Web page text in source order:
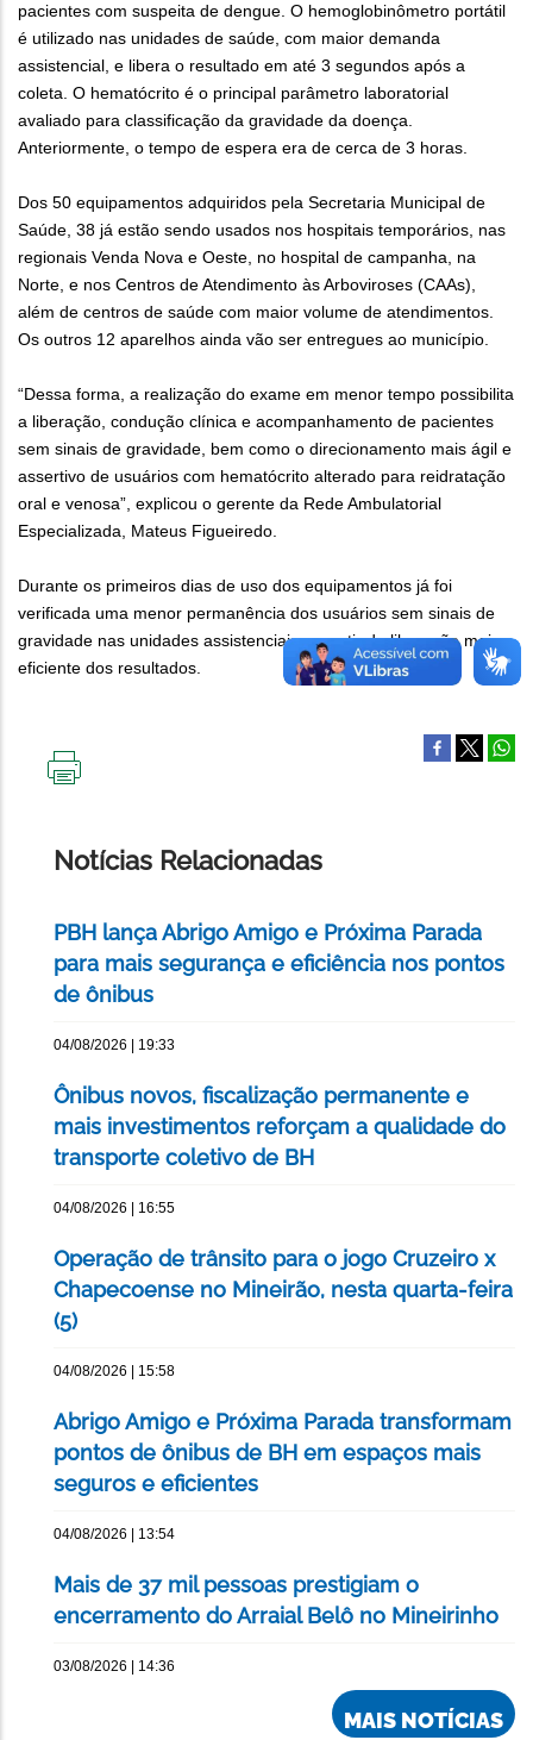
pacientes com suspeita de dengue. O hemoglobinômetro portátil
é utilizado nas unidades de saúde, com maior demanda
assistencial, e libera o resultado em até 3 segundos após a
coleta. O hematócrito é o principal parâmetro laboratorial
avaliado para classificação da gravidade da doença.
Anteriormente, o tempo de espera era de cerca de 3 horas.
Dos 50 equipamentos adquiridos pela Secretaria Municipal de
Saúde, 38 já estão sendo usados nos hospitais temporários, nas
regionais Venda Nova e Oeste, no hospital de campanha, na
Norte, e nos Centros de Atendimento às Arboviroses (CAAs),
além de centros de saúde com maior volume de atendimentos.
Os outros 12 aparelhos ainda vão ser entregues ao município.
“Dessa forma, a realização do exame em menor tempo possibilita
a liberação, condução clínica e acompanhamento de pacientes
sem sinais de gravidade, bem como o direcionamento mais ágil e
assertivo de usuários com hematócrito alterado para reidratação
oral e venosa”, explicou o gerente da Rede Ambulatorial
Especializada, Mateus Figueiredo.
Durante os primeiros dias de uso dos equipamentos já foi
verificada uma menor permanência dos usuários sem sinais de
gravidade nas unidades assistenciais, a partir da liberação mais
eficiente dos resultados.
Notícias Relacionadas
PBH lança Abrigo Amigo e Próxima Parada
para mais segurança e eficiência nos pontos
de ônibus
04/08/2026 | 19:33
Ônibus novos, fiscalização permanente e
mais investimentos reforçam a qualidade do
transporte coletivo de BH
04/08/2026 | 16:55
Operação de trânsito para o jogo Cruzeiro x
Chapecoense no Mineirão, nesta quarta-feira
(5)
04/08/2026 | 15:58
Abrigo Amigo e Próxima Parada transformam
pontos de ônibus de BH em espaços mais
seguros e eficientes
04/08/2026 | 13:54
Mais de 37 mil pessoas prestigiam o
encerramento do Arraial Belô no Mineirinho
03/08/2026 | 14:36
MAIS NOTÍCIAS